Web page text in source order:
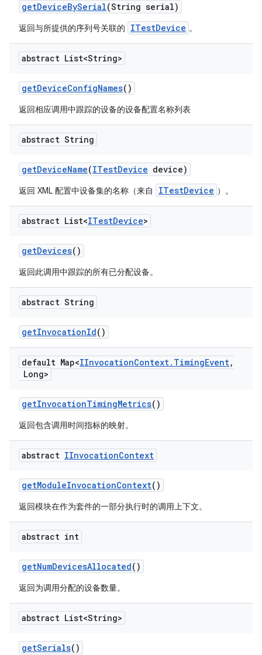
getDeviceBySerial(String serial)
返回与所提供的序列号关联的 ITestDevice 。
abstract List<String>
getDeviceConfigNames()
返回相应调用中跟踪的设备的设备配置名称列表
abstract String
getDeviceName(ITestDevice device)
返回 XML 配置中设备集的名称（来自 ITestDevice ）。
abstract List<ITestDevice>
getDevices()
返回此调用中跟踪的所有已分配设备。
abstract String
getInvocationId()
default Map<IInvocationContext. TimingEvent,
Long>
getInvocationTimingMetrics()
返回包含调用时间指标的映射。
abstract IInvocationContext
getModuleInvocationContext()
返回模块在作为套件的一部分执行时的调用上下文。
abstract int
getNumDevicesAllocated()
返回为调用分配的设备数量。
abstract List<String>
getSerials()